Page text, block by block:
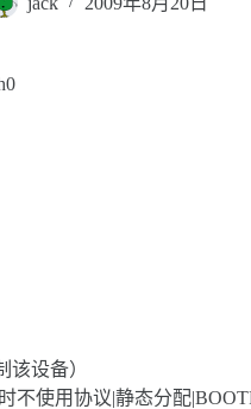
该设备）
不使用协议|静态分配